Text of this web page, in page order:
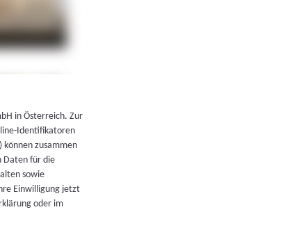
in Österreich. Zur
Identifikatoren
zusammen
Daten für die
sowie
Einwilligung jetzt
oder im